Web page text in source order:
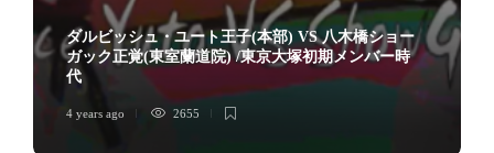
ダルビッシュ・ユート王子(本部) VS 八木橋ショー
ガック正覚(東室蘭道院) /東京大塚初期メンバー時
代
4 years ago 2655